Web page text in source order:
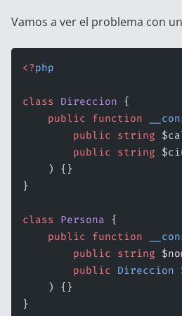
Vamos a ver el problema con
<?php
class Direccion {
    public
function
        public
string
        public
string
    ) {}
}
class Persona {
    public
function
        public
string
        public
Direccion
    ) {}
}